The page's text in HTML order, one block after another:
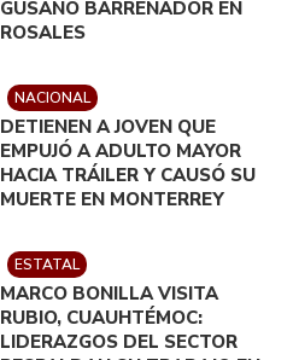
GUSANO BARRENADOR EN
ROSALES
NACIONAL
DETIENEN A JOVEN QUE
EMPUJÓ A ADULTO MAYOR
HACIA TRÁILER Y CAUSÓ SU
MUERTE EN MONTERREY
ESTATAL
MARCO BONILLA VISITA
RUBIO, CUAUHTÉMOC:
LIDERAZGOS DEL SECTOR